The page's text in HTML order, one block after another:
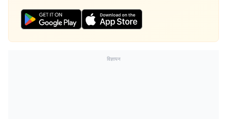
विज्ञापन